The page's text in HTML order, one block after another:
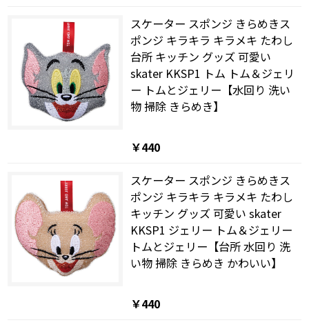
スケーター スポンジ きらめきス
ポンジ キラキラ キラメキ たわし
台所 キッチン グッズ 可愛い
skater KKSP1 トム トム＆ジェリ
ー トムとジェリー【水回り 洗い
物 掃除 きらめき】
￥440
スケーター スポンジ きらめきス
ポンジ キラキラ キラメキ たわし
キッチン グッズ 可愛い skater
KKSP1 ジェリー トム＆ジェリー
トムとジェリー【台所 水回り 洗
い物 掃除 きらめき かわいい】
￥440